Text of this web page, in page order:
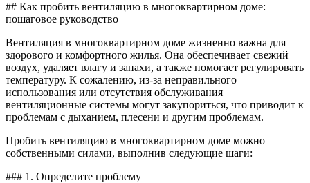
доме
## Как пробить вентиляцию в многоквартирном доме:
пошаговое руководство
Вентиляция в многоквартирном доме жизненно важна для
здорового и комфортного жилья. Она обеспечивает свежий
воздух, удаляет влагу и запахи, а также помогает регулировать
температуру. К сожалению, из-за неправильного
использования или отсутствия обслуживания
вентиляционные системы могут закупориться, что приводит к
проблемам с дыханием, плесени и другим проблемам.
Пробить вентиляцию в многоквартирном доме можно
собственными силами, выполнив следующие шаги:
### 1. Определите проблему